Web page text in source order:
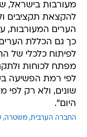
מעורבות בישראל,
להקצאת תקציבים
הערים המעורבות,
כך גם הכללת
לפיתוח כלכלי של
מפתח לכוחות
לפי רמת הפשיעה
שונים, ולא רק לפי
היום".
החברה הערבית משטרה